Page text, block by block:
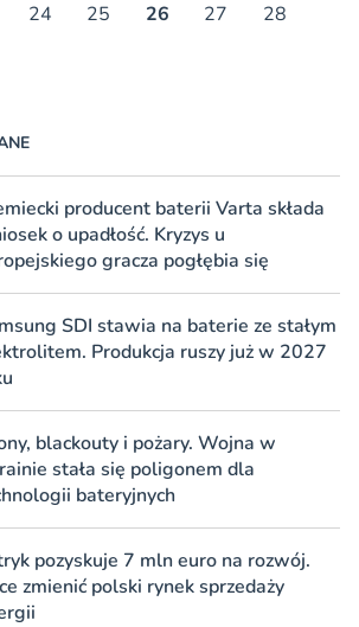
24 25 26 27
28
producent baterii Varta składa
o upadłość. Kryzys u
gracza pogłębia się
SDI stawia na baterie ze stałym
Produkcja ruszy już w 2027
blackouty i pożary. Wojna w
stała się poligonem dla
bateryjnych
pozyskuje 7 mln euro na rozwój.
zmienić polski rynek sprzedaży